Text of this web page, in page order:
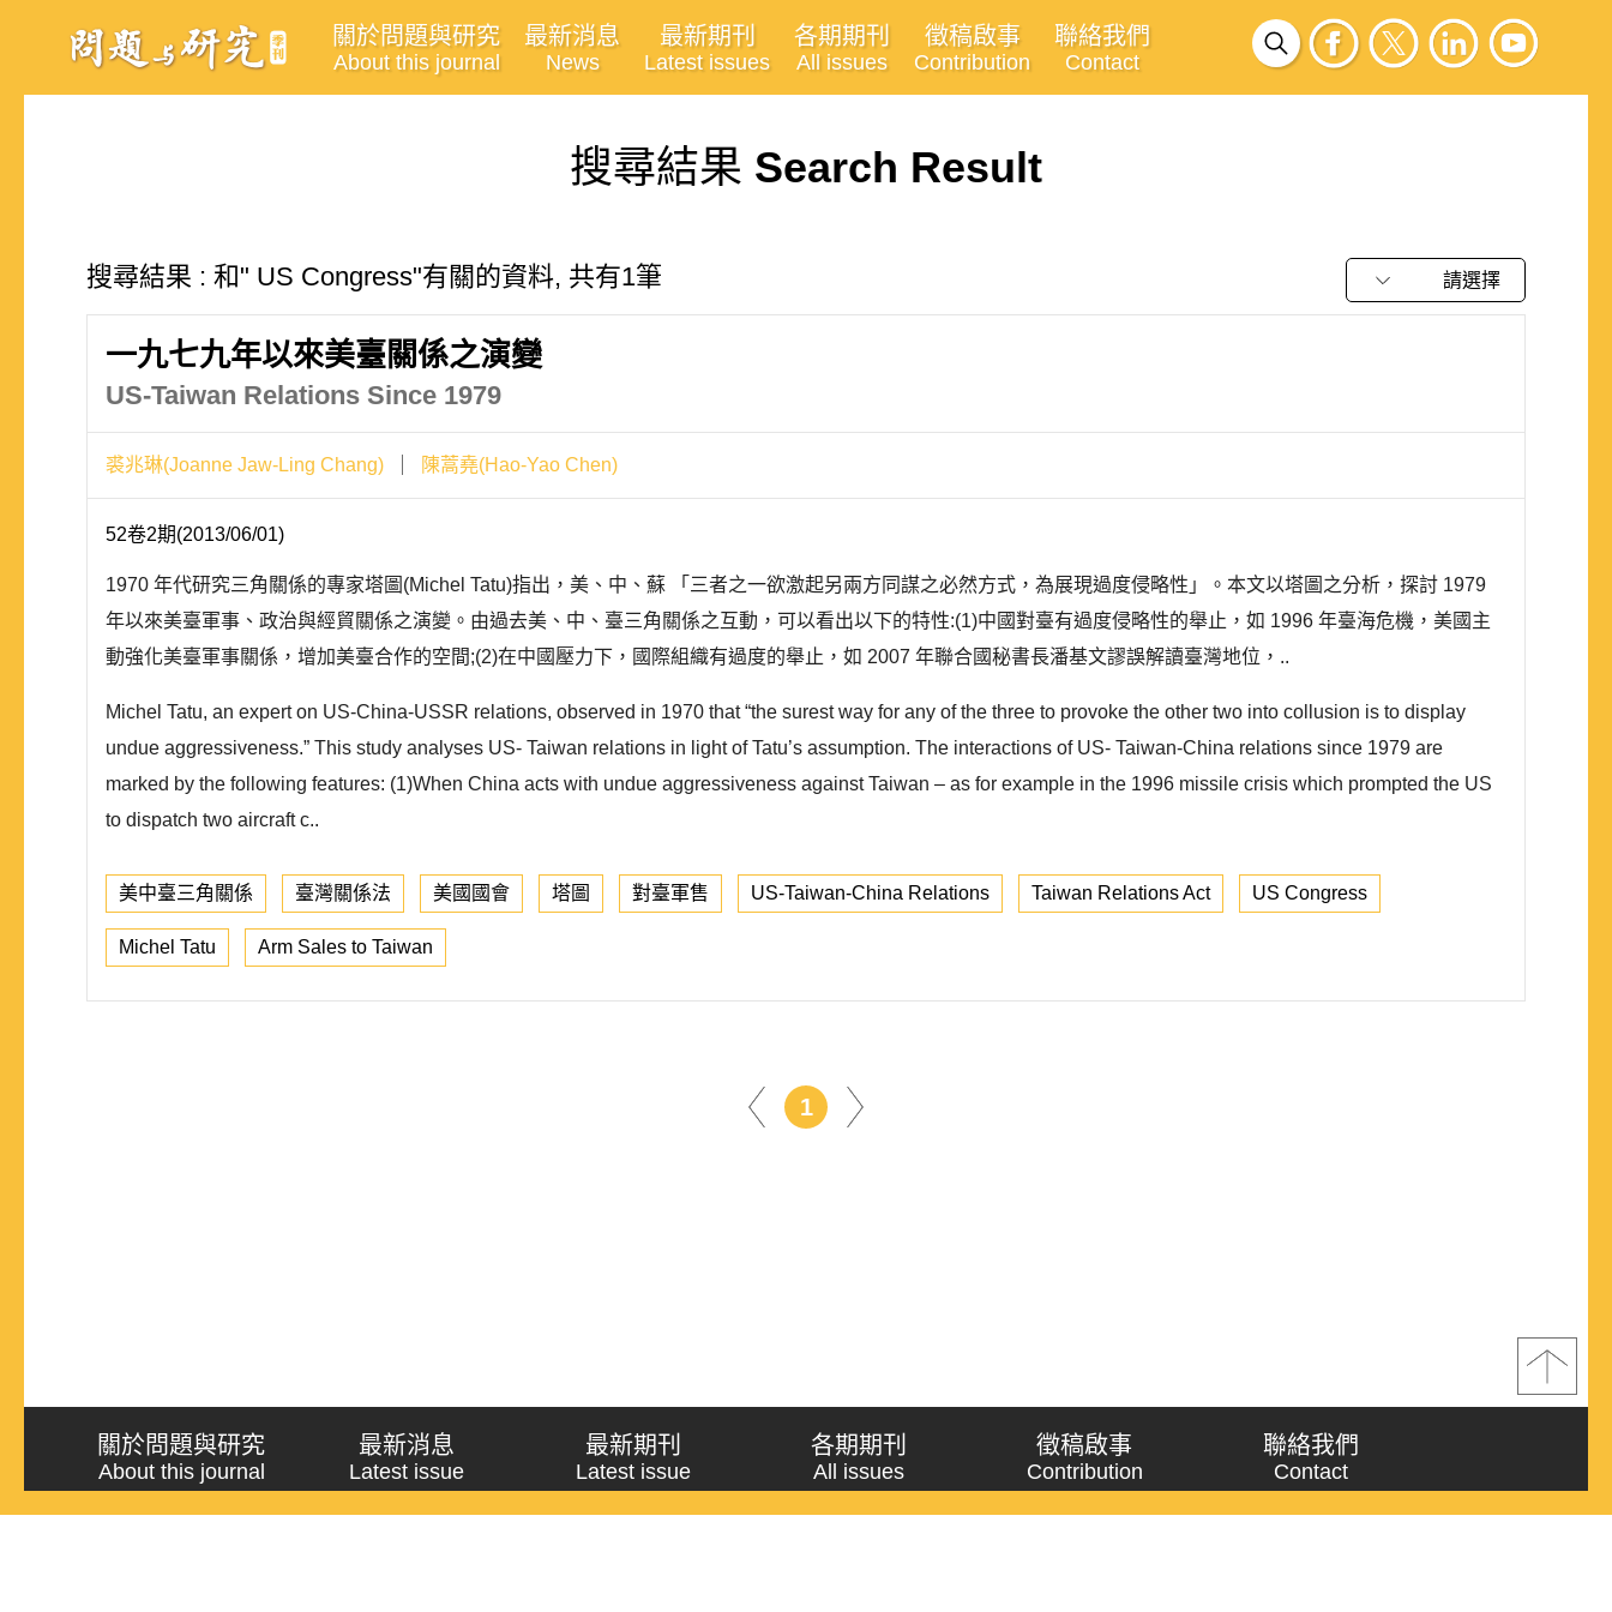
關於問題與研究
About this journal
最新消息
News
最新期刊
Latest issues
各期期刊
All issues
徵稿啟事
Contribution
聯絡我們
Contact
搜尋結果 Search Result
搜尋結果 : 和" US Congress"有關的資料, 共有1筆 請選擇
一九七九年以來美臺關係之演變
US-Taiwan Relations Since 1979
裘兆琳(Joanne Jaw-Ling Chang) 陳蒿堯(Hao-Yao Chen)
52卷2期(2013/06/01)
1970 年代研究三角關係的專家塔圖(Michel Tatu)指出，美、中、蘇 「三者之一欲激起另兩方同謀之必然方式，為展現過度侵略性」。本文以塔圖之分析，探討 1979
年以來美臺軍事、政治與經貿關係之演變。由過去美、中、臺三角關係之互動，可以看出以下的特性:(1)中國對臺有過度侵略性的舉止，如 1996 年臺海危機，美國主
動強化美臺軍事關係，增加美臺合作的空間;(2)在中國壓力下，國際組織有過度的舉止，如 2007 年聯合國秘書長潘基文謬誤解讀臺灣地位，..
Michel Tatu, an expert on US-China-USSR relations, observed in 1970 that “the surest way for any of the three to provoke the other two into collusion is to display
undue aggressiveness.” This study analyses US- Taiwan relations in light of Tatu’s assumption. The interactions of US- Taiwan-China relations since 1979 are
marked by the following features: (1)When China acts with undue aggressiveness against Taiwan – as for example in the 1996 missile crisis which prompted the US
to dispatch two aircraft c..
美中臺三角關係 臺灣關係法 美國國會 塔圖 對臺軍售 US-Taiwan-China Relations Taiwan Relations Act US Congress
Michel Tatu Arm Sales to Taiwan
1
關於問題與研究
About this journal
最新消息
Latest issue
最新期刊
Latest issue
各期期刊
All issues
徵稿啟事
Contribution
聯絡我們
Contact